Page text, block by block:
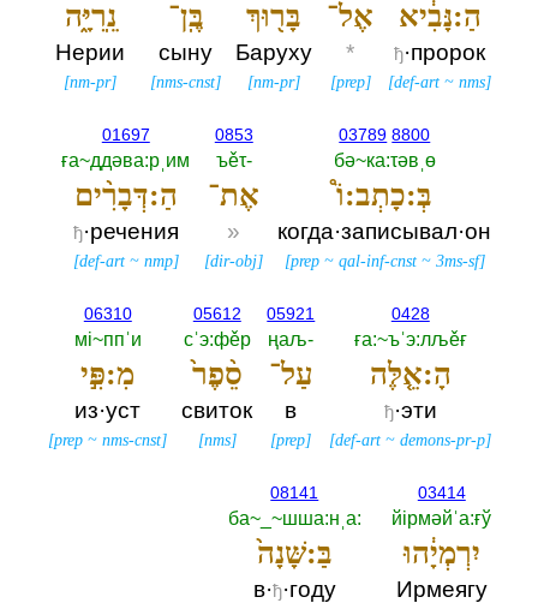
הַ:נָּבִ֔יא
ђ·пророк
[def-art ~nms]
אֶל־
*
[prep]
בָּר֖וּךְ
Баруху
[nm-pr]
בֶּֽן־
сыну
[nms-cnst]
נֵֽרִיָּ֑ה
Нерии
[nm-pr]
03789 8800
бә~ка:τәвˌө
בְּ:כָתְב:וֹ֩
когда·записывал·он
[prep~ qal-inf-cnst~ 3ms-sf]
0853
ъěτ-‎
אֶת־
»
[dir-obj]
01697
ға~ддәва:рˌим
הַ:דְּבָרִ֨ים
ђ·речения
[def-art~ nmp]
0428
ға:~ъˈэ:лљěғ
הָ:אֵ֤לֶּה
ђ·эти
[def-art ~demons-pr-p]
05921
ңаљ-‎
עַל־
в
[prep]
05612
сˈэ:фěр
סֵ֨פֶר֙
свиток
[nms]
06310
мi~ппˈи
מִ:פִּ֣י
из·уст
[prep ~nms-cnst]
03414
йiрмәйˈа:ғў
יִרְמְיָ֔הוּ
Ирмеягу
08141
ба~_~шша:нˌа:‎
בַּ:שָּׁנָה֙
в·ђ·году